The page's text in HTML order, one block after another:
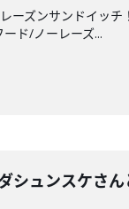
ーズンサンドイッ
ド/ノーレーズ...
シュンスケさ